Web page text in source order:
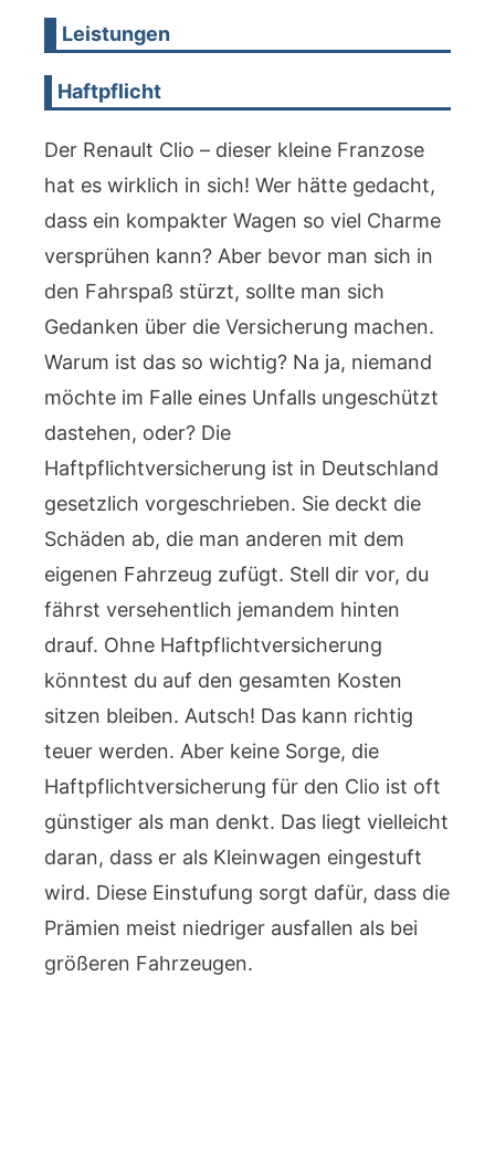
Leistungen
Haftpflicht
Der Renault Clio – dieser kleine Franzose
hat es wirklich in sich! Wer hätte gedacht,
dass ein kompakter Wagen so viel Charme
versprühen kann? Aber bevor man sich in
den Fahrspaß stürzt, sollte man sich
Gedanken über die Versicherung machen.
Warum ist das so wichtig? Na ja, niemand
möchte im Falle eines Unfalls ungeschützt
dastehen, oder? Die
Haftpflichtversicherung ist in Deutschland
gesetzlich vorgeschrieben. Sie deckt die
Schäden ab, die man anderen mit dem
eigenen Fahrzeug zufügt. Stell dir vor, du
fährst versehentlich jemandem hinten
drauf. Ohne Haftpflichtversicherung
könntest du auf den gesamten Kosten
sitzen bleiben. Autsch! Das kann richtig
teuer werden. Aber keine Sorge, die
Haftpflichtversicherung für den Clio ist oft
günstiger als man denkt. Das liegt vielleicht
daran, dass er als Kleinwagen eingestuft
wird. Diese Einstufung sorgt dafür, dass die
Prämien meist niedriger ausfallen als bei
größeren Fahrzeugen.